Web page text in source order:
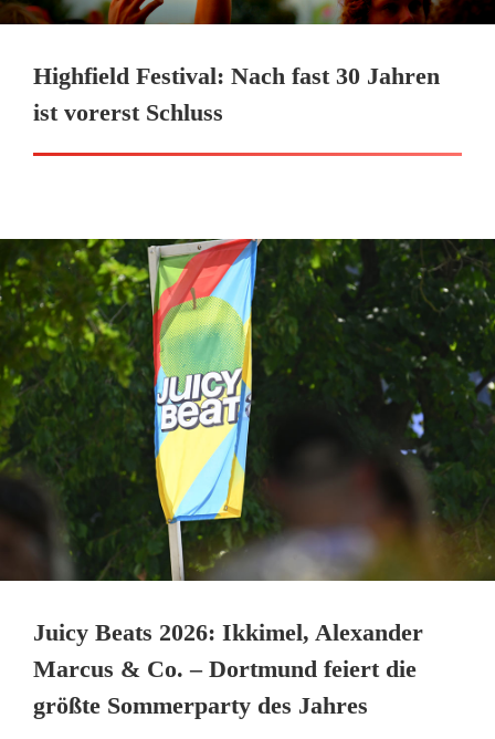
Highfield Festival: Nach fast 30 Jahren
ist vorerst Schluss
Juicy Beats 2026: Ikkimel, Alexander
Marcus & Co. – Dortmund feiert die
größte Sommerparty des Jahres